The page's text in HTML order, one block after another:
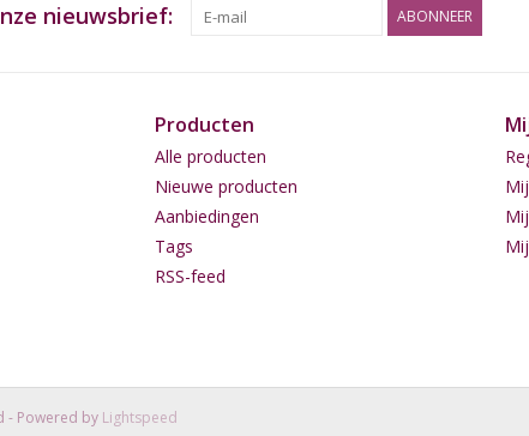
nieuwsbrief: ABONNEER
Producten
Alle producten
Nieuwe producten
Aanbiedingen
Tags
RSS-feed
- Powered by Lightspeed